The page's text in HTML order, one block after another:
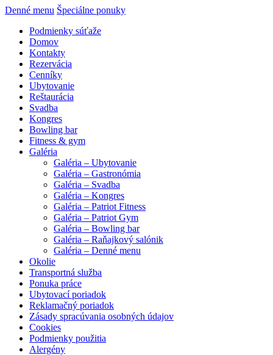
Denné menu Špeciálne ponuky
Podmienky súťaže
Domov
Kontakty
Rezervácia
Cenníky
Ubytovanie
Reštaurácia
Svadba
Kongres
Bowling bar
Fitness & gym
Galéria
Galéria – Ubytovanie
Galéria – Gastronómia
Galéria – Svadba
Galéria – Kongres
Galéria – Patriot Fitness
Galéria – Patriot Gym
Galéria – Bowling bar
Galéria – Raňajkový salónik
Galéria – Denné menu
Okolie
Transportná služba
Ponuka práce
Ubytovací poriadok
Reklamačný poriadok
Zásady spracúvania osobných údajov
Cookies
Podmienky použitia
Alergény